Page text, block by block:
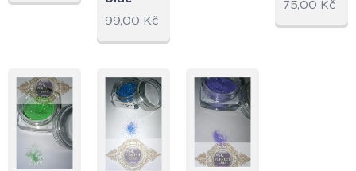
99,00 Kč
75,00 Kč